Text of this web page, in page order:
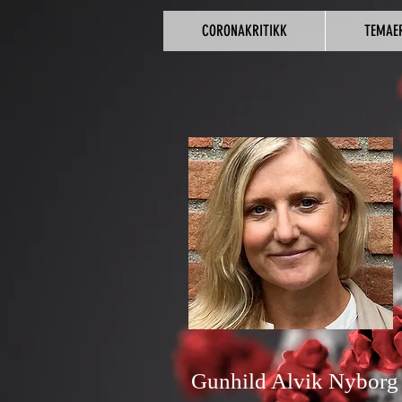
CORONAKRITIKK
Gunhild Alvik Nyborg